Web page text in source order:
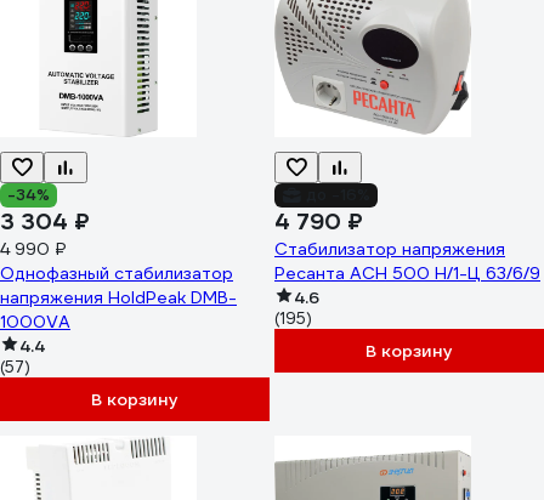
-34%
3 304 ₽
4 990 ₽
Однофазный стабилизатор
напряжения HoldPeak DMB-
1000VA
4.4
(57)
В корзину
4 790 ₽
Стабилизатор напряжения
Ресанта АСН 500 Н/1-Ц 63/6/9
4.6
(195)
В корзину